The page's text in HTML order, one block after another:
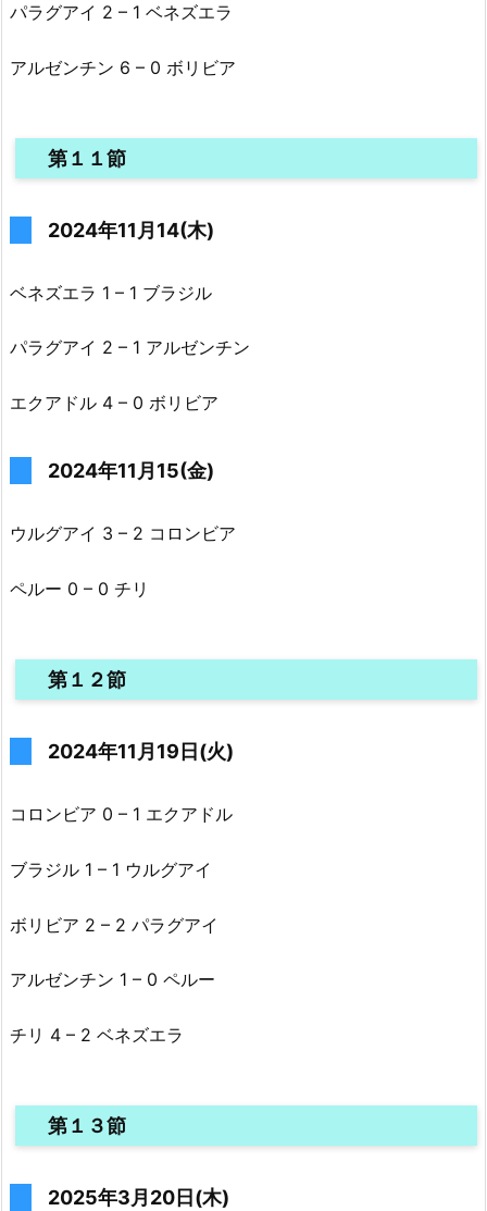
パラグアイ 2 – 1 ベネズエラ
アルゼンチン 6 – 0 ボリビア
第１１節
2024年11月14(木)
ベネズエラ 1 – 1 ブラジル
パラグアイ 2 – 1 アルゼンチン
エクアドル 4 – 0 ボリビア
2024年11月15(金)
ウルグアイ 3 – 2 コロンビア
ペルー 0 – 0 チリ
第１２節
2024年11月19日(火)
コロンビア 0 – 1 エクアドル
ブラジル 1 – 1 ウルグアイ
ボリビア 2 – 2 パラグアイ
アルゼンチン 1 – 0 ペルー
チリ 4 – 2 ベネズエラ
第１３節
2025年3月20日(木)